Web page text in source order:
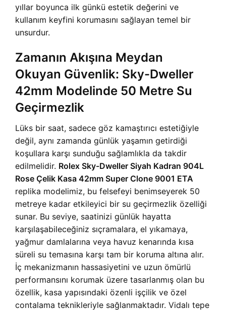
yıllar boyunca ilk günkü estetik değerini ve
kullanım keyfini korumasını sağlayan temel bir
unsurdur.
Zamanın Akışına Meydan
Okuyan Güvenlik: Sky-Dweller
42mm Modelinde 50 Metre Su
Geçirmezlik
Lüks bir saat, sadece göz kamaştırıcı estetiğiyle
değil, aynı zamanda günlük yaşamın getirdiği
koşullara karşı sunduğu sağlamlıkla da takdir
edilmelidir. Rolex Sky-Dweller Siyah Kadran 904L
Rose Çelik Kasa 42mm Super Clone 9001 ETA
replika modelimiz, bu felsefeyi benimseyerek 50
metreye kadar etkileyici bir su geçirmezlik özelliği
sunar. Bu seviye, saatinizi günlük hayatta
karşılaşabileceğiniz sıçramalara, el yıkamaya,
yağmur damlalarına veya havuz kenarında kısa
süreli su temasına karşı tam bir koruma altına alır.
İç mekanizmanın hassasiyetini ve uzun ömürlü
performansını korumak üzere tasarlanmış olan bu
özellik, kasa yapısındaki özenli işçilik ve özel
contalama teknikleriyle sağlanmaktadır. Vidalı tepe